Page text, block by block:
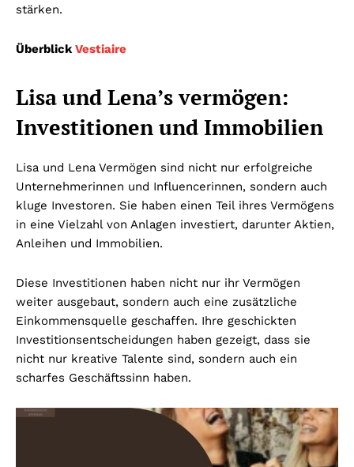
stärken.
Überblick Vestiaire
Lisa und Lena’s vermögen:
Investitionen und Immobilien
Lisa und Lena Vermögen sind nicht nur erfolgreiche
Unternehmerinnen und Influencerinnen, sondern auch
kluge Investoren. Sie haben einen Teil ihres Vermögens
in eine Vielzahl von Anlagen investiert, darunter Aktien,
Anleihen und Immobilien.
Diese Investitionen haben nicht nur ihr Vermögen
weiter ausgebaut, sondern auch eine zusätzliche
Einkommensquelle geschaffen. Ihre geschickten
Investitionsentscheidungen haben gezeigt, dass sie
nicht nur kreative Talente sind, sondern auch ein
scharfes Geschäftssinn haben.